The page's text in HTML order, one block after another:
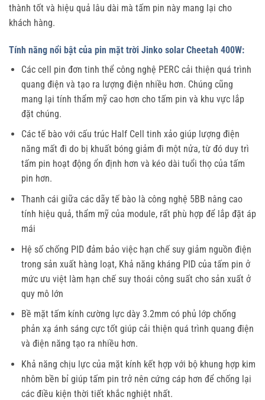
thành tốt và hiệu quả lâu dài mà tấm pin này mang lại cho
khách hàng.
Tính năng nổi bật của pin mặt trời Jinko solar Cheetah 400W:
Các cell pin đơn tinh thể công nghệ PERC cải thiện quá trình
quang điện và tạo ra lượng điện nhiều hơn. Chúng cũng
mang lại tính thẩm mỹ cao hơn cho tấm pin và khu vực lắp
đặt chúng.
Các tế bào với cấu trúc Half Cell tinh xảo giúp lượng điện
năng mất đi do bị khuất bóng giảm đi một nửa, từ đó duy trì
tấm pin hoạt động ổn định hơn và kéo dài tuổi thọ của tấm
pin hơn.
Thanh cái giữa các dãy tế bào là công nghệ 5BB nâng cao
tính hiệu quả, thẩm mỹ của module, rất phù hợp để lắp đặt áp
mái
Hệ số chống PID đảm bảo việc hạn chế suy giảm nguồn điện
trong sản xuất hàng loạt, Khả năng kháng PID của tấm pin ở
mức ưu việt làm hạn chế suy thoái công suất cho sản xuất ở
quy mô lớn
Bề mặt tấm kính cường lực dày 3.2mm có phủ lớp chống
phản xạ ánh sáng cực tốt giúp cải thiện quá trình quang điện
và điện năng tạo ra nhiều hơn.
Khả năng chịu lực của mặt kính kết hợp với bộ khung hợp kim
nhôm bền bỉ giúp tấm pin trở nên cứng cáp hơn để chống lại
các điều kiện thời tiết khắc nghiệt nhất.